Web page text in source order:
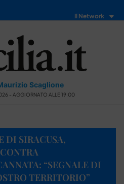
Il Network
Scaglione
- AGGIORNATO ALLE 19:00
DI SIRACUSA,
“SEGNALE DI
TERRITORIO”